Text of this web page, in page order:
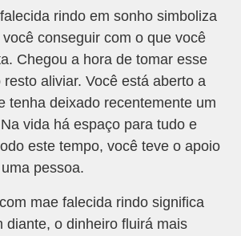
rindo em sonho simboliza
conseguir com o que você
Chegou a hora de tomar esse
aliviar. Você está aberto a
tenha deixado recentemente um
vida há espaço para tudo e
este tempo, você teve o apoio
pessoa.
mae falecida rindo significa
diante, o dinheiro fluirá mais